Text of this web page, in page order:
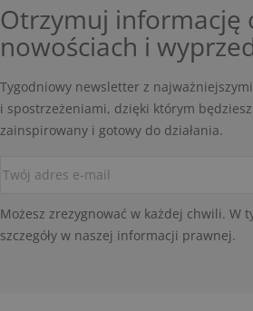
Otrzymuj informację
nowościach i
Tygodniowy newsletter z
i spostrzeżeniami, dzięki którym
zainspirowany i gotowy do działania.
Możesz zrezygnować w każdej chwili. W
szczegóły w naszej informacji prawnej.